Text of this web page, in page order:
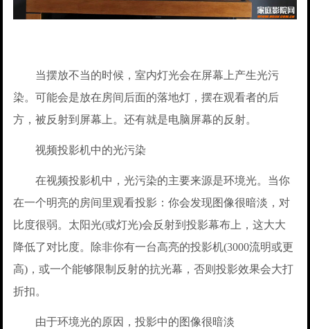
当摆放不当的时候，室内灯光会在屏幕上产生光污
染。可能会是放在房间后面的落地灯，摆在观看者的后
方，被反射到屏幕上。还有就是电脑屏幕的反射。
视频投影机中的光污染
在视频投影机中，光污染的主要来源是环境光。当你
在一个明亮的房间里观看投影：你会发现图像很暗淡，对
比度很弱。太阳光(或灯光)会反射到投影幕布上，这大大
降低了对比度。除非你有一台高亮的投影机(3000流明或更
高)，或一个能够限制反射的抗光幕，否则投影效果会大打
折扣。
由于环境光的原因，投影中的图像很暗淡